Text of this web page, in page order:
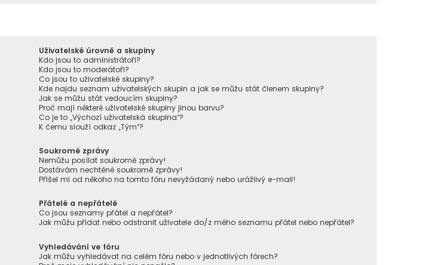
Uživatelské úrovně a skupiny
Kdo jsou to administrátoři?
Kdo jsou to moderátoři?
Co jsou to uživatelské skupiny?
Kde najdu seznam uživatelských skupin a jak se můžu stát členem skupiny?
Jak se můžu stát vedoucím skupiny?
Proč mají některé uživatelské skupiny jinou barvu?
Co je to „Výchozí uživatelská skupina“?
K čemu slouží odkaz „Tým“?
Soukromé zprávy
Nemůžu posílat soukromé zprávy!
Dostávám nechtěné soukromé zprávy!
Přišel mi od někoho na tomto fóru nevyžádaný nebo urážlivý e-mail!
Přátelé a nepřátelé
Co jsou seznamy přátel a nepřátel?
Jak můžu přidat nebo odstranit uživatele do/z mého seznamu přátel nebo nepřátel?
Vyhledávání ve fóru
Jak můžu vyhledávat na celém fóru nebo v jednotlivých fórech?